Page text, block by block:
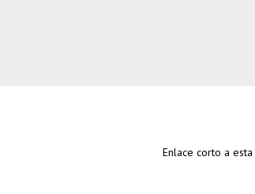
Enlace corto a esta